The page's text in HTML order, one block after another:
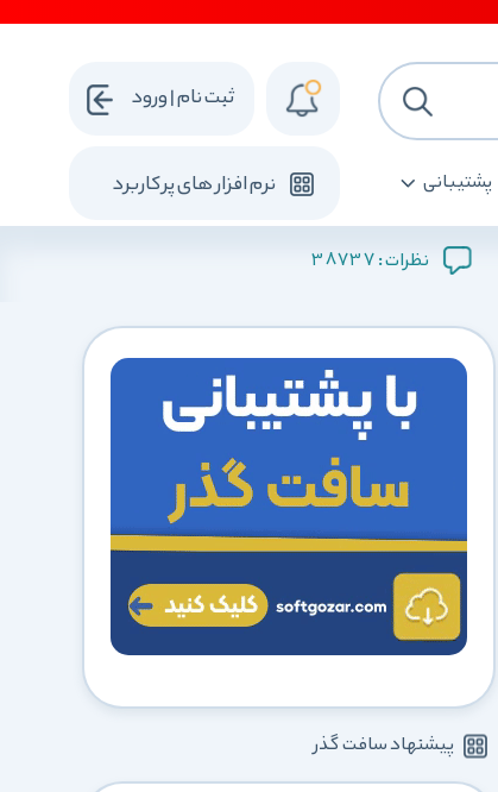
پشتیبانی نرم افزار های پرکاربرد
ثبت نام | ورود
نظرات :38737
پیشنهاد سافت گذر